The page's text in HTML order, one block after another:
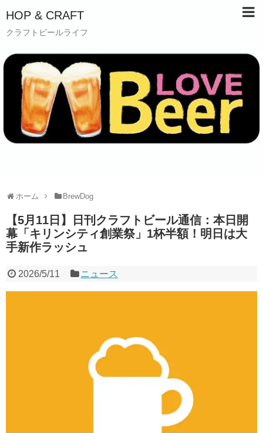
HOP & CRAFT
クラフトビールライフ
ホーム BrewDog
【5月11日】日刊クラフトビール通信：本日開
幕「キリンシティ創業祭」1杯半額！明日は大
手新作ラッシュ
2026/5/11 ニュース